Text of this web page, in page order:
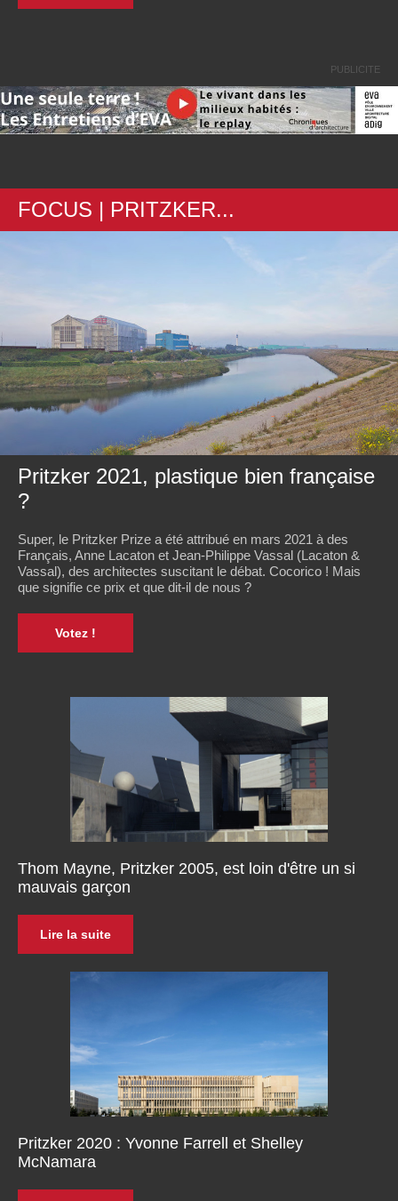
PUBLICITE
FOCUS | PRITZKER...
Pritzker 2021, plastique bien française
?
Super, le Pritzker Prize a été attribué en mars 2021 à des
Français, Anne Lacaton et Jean-Philippe Vassal (Lacaton &
Vassal), des architectes suscitant le débat. Cocorico ! Mais
que signifie ce prix et que dit-il de nous ?
Votez !
Thom Mayne, Pritzker 2005, est loin d'être un si
mauvais garçon
Lire la suite
Pritzker 2020 : Yvonne Farrell et Shelley
McNamara